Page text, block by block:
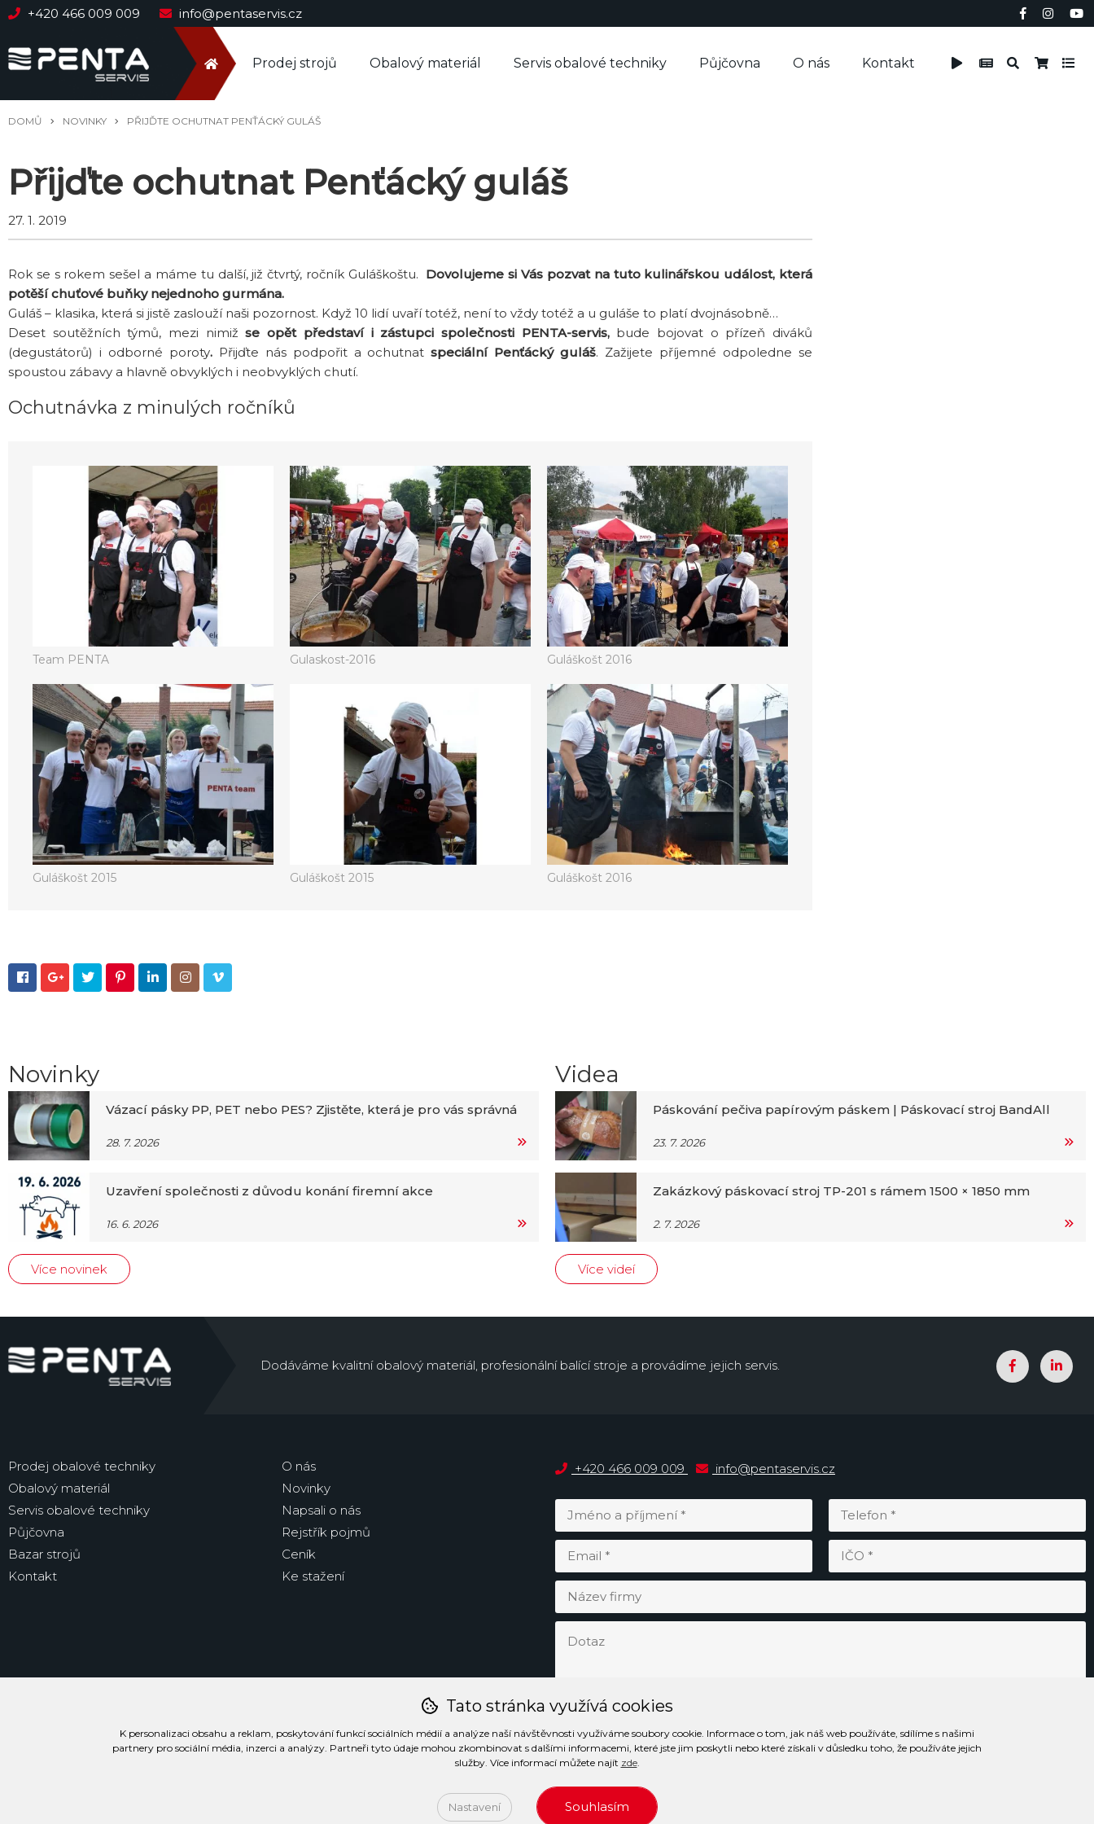
+420 466 009 009 info@pentaservis.cz
Prodej strojů Obalový materiál Servis obalové techniky Půjčovna O nás Kontakt
DOMŮ NOVINKY PŘIJĎTE OCHUTNAT PENŤÁCKÝ GULÁŠ
Přijďte ochutnat Penťácký guláš
27. 1. 2019
Rok se s rokem sešel a máme tu další, již čtvrtý, ročník Guláškoštu. Dovolujeme si Vás pozvat na tuto kulinářskou událost, která
potěší chuťové buňky nejednoho gurmána.
Guláš – klasika, která si jistě zaslouží naši pozornost. Když 10 lidí uvaří totéž, není to vždy totéž a u guláše to platí dvojnásobně…
Deset soutěžních týmů, mezi nimižse opět představí i zástupci společnosti PENTA-servis, bude bojovat o přízeň diváků
(degustátorů) i odborné poroty. Přijďte nás podpořit a ochutnatspeciální Penťácký guláš. Zažijete příjemné odpoledne se
spoustou zábavy a hlavně obvyklých i neobvyklých chutí.
Ochutnávka z minulých ročníků
Team PENTA Gulaskost-2016 Guláškošt 2016
Guláškošt 2015 Guláškošt 2015 Guláškošt 2016
      
Novinky
Vázací pásky PP, PET nebo PES? Zjistěte, která je pro vás správná
28. 7. 2026
Uzavření společnosti z důvodu konání firemní akce
16. 6. 2026
Více novinek
Videa
Páskování pečiva papírovým páskem | Páskovací stroj BandAll
23. 7. 2026
Zakázkový páskovací stroj TP-201 s rámem 1500 × 1850 mm
2. 7. 2026
Více videí
Dodáváme kvalitní obalový materiál, profesionální balící stroje a provádíme jejich servis.
Prodej obalové techniky
Obalový materiál
Servis obalové techniky
Půjčovna
Bazar strojů
Kontakt
O nás
Novinky
Napsali o nás
Rejstřík pojmů
Ceník
Ke stažení
+420 466 009 009 info@pentaservis.cz
Odesláním souhlasím sezpracováním osobních údajů
Informace o zpracování osobních údajů
Tato stránka využívá cookies
K personalizaci obsahu a reklam, poskytování funkcí sociálních médií a analýze naší návštěvnosti využíváme soubory cookie. Informace o tom, jak náš web používáte, sdílíme s našimi
partnery pro sociální média, inzerci a analýzy. Partneři tyto údaje mohou zkombinovat s dalšími informacemi, které jste jim poskytli nebo které získali v důsledku toho, že používáte jejich
služby. Více informací můžete najít zde.
Nastavení Souhlasím